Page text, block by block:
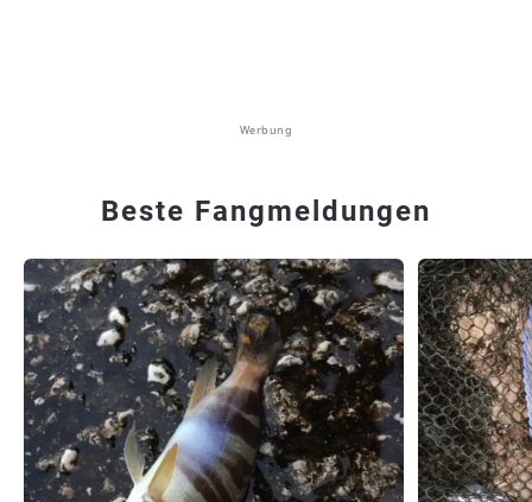
Werbung
Beste Fangmeldungen